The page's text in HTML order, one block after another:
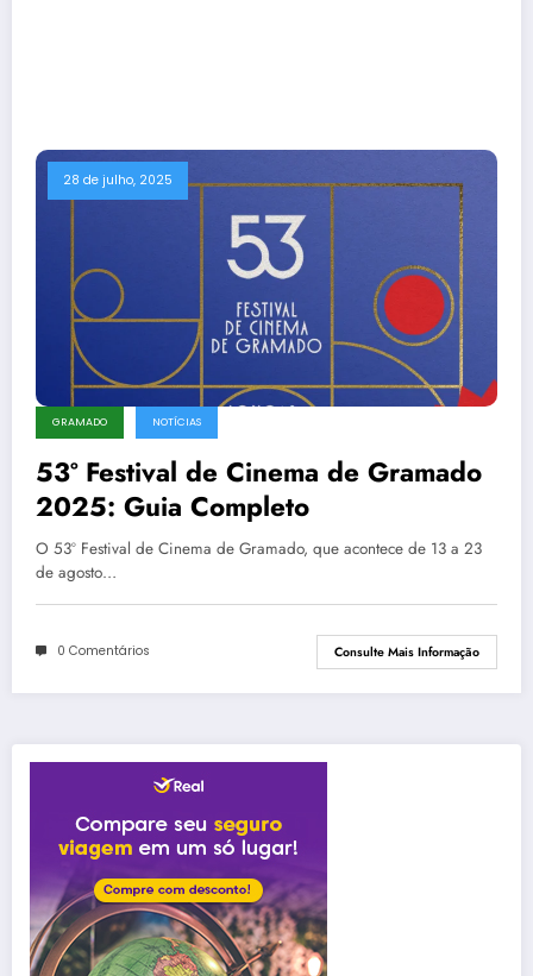
28 de julho, 2025
GRAMADO NOTÍCIAS
53º Festival de Cinema de Gramado
2025: Guia Completo
O 53º Festival de Cinema de Gramado, que acontece de 13 a 23
de agosto…
0 Comentários Consulte Mais Informação